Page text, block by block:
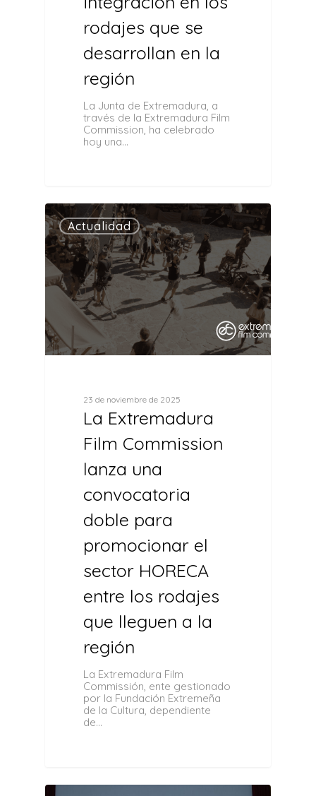
rodajes que se
desarrollan en la
región
La Junta de Extremadura, a
través de la Extremadura Film
Commission, ha celebrado
hoy una…
Actualidad
23 de noviembre de 2025
La Extremadura
Film Commission
lanza una
convocatoria
doble para
promocionar el
sector HORECA
entre los rodajes
que lleguen a la
región
La Extremadura Film
Commissión, ente gestionado
por la Fundación Extremeña
de la Cultura, dependiente
de…